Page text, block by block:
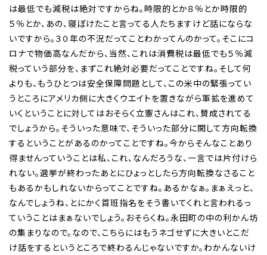
は最低でも減税は絶対ですからね。時限的とか８％とか時限的
５％とか、あの、寝ぼけたこと言ってる人たちますけど話にならな
いですから。３０年の不況だってことわかってんのかって。そこにコ
ロナで物価高なんだから、当然、これは消費税は最低でも５％減
税っていう部分を、まずこれ絶対必要だってことですね。そして何
よりも、もうひとつは安全保障問題として、この米中の緊張ってい
うところにアメリカ側に大きくウエイトを置きながら軍拡を進めて
いくということに対してはおそらく立憲さんはこれ、賛成されてる
でしょうから。そういった意味で、そういった部分に関して方向転換
するということがあるのかってことですね。今からそんなことあり
得ませんっていうことは私、これ、なんだろうな、一言では片付けら
れない。選挙が終わったあとにひょっとしたら方向転換なさること
もあるかもしれないからってことですね。あるかなぁ。まぁえっと、
なんでしょうね、とにかく首班指名をそう書いてくれと言われるっ
ていうことはまぁないでしょう。おそらくね。永田町の中の利かん坊
の集まりなので。なので、こちらにはもうネゴせずに大きいとこだ
け話をするというところで終わるんじゃないですか。わかんないけ